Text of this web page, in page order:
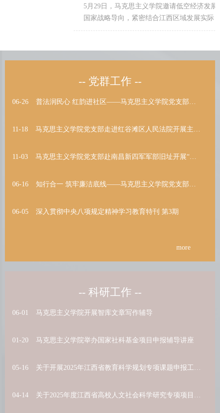
5月29日，马克思主义学院邀请低空经济发
国家战略导向，紧密结合江西区域发展实际
江西财经大学马院副院长舒前毅应邀
在专题报告环节，舒前毅聚焦新技术革命背
-- 党群工作 --
06-26 普法润民心 红韵进社区——马克思主义学院党支部开展校地结...
11-18 马克思主义学院党支部走进红谷滩区人民法院开展主题党日活动...
11-03 马克思主义学院党支部赴南昌新四军军部旧址开展“回望烽火岁...
06-16 知行合一 筑牢廉洁底线——马克思主义学院党支部赴南昌廉文...
06-05 深入贯彻中央八项规定精神学习教育特刊 第3期
more
-- 科研工作 --
06-01 马克思主义学院开展智库文章写作辅导
01-20 马克思主义学院举办国家社科基金项目申报辅导讲座
05-16 关于开展2025年江西省教育科学规划专项课题申报工作的通知
04-14 关于2025年度江西省高校人文社会科学研究专项项目(红色文化育...